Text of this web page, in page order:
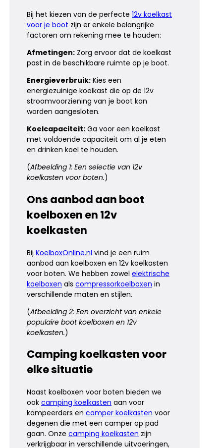
Bij het kiezen van de perfecte 12v koelkast
voor je boot zijn er enkele belangrijke
factoren om rekening mee te houden:
Afmetingen: Zorg ervoor dat de koelkast
past in de beschikbare ruimte op je boot.
Energieverbruik: Kies een
energiezuinige koelkast die op de 12v
stroomvoorziening van je boot kan
worden aangesloten.
Koelcapaciteit: Ga voor een koelkast
met voldoende capaciteit om al je eten
en drinken koel te houden.
(Afbeelding 1: Een selectie van 12v
koelkasten voor boten.)
Ons aanbod aan boot
koelboxen en 12v
koelkasten
Bij KoelboxOnline.nl vind je een ruim
aanbod aan koelboxen en 12v koelkasten
voor boten. We hebben zowel elektrische
koelboxen als compressorkoelboxen in
verschillende maten en stijlen.
(Afbeelding 2: Een overzicht van enkele
populaire boot koelboxen en 12v
koelkasten.)
Camping koelkasten voor
elke situatie
Naast koelboxen voor boten bieden we
ook camping koelkasten aan voor
kampeerders en camper koelkasten voor
degenen die met een camper op pad
gaan. Onze camping koelkasten zijn
verkrijgbaar in verschillende uitvoeringen,